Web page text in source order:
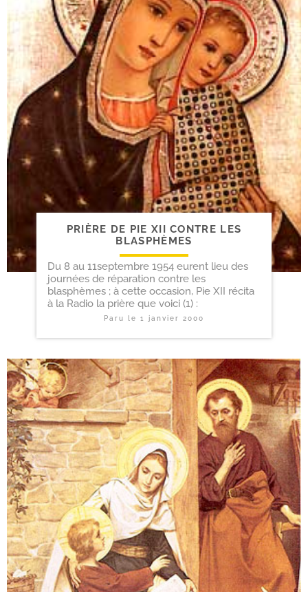
PRIÈRE DE PIE XII CONTRE LES
BLASPHÈMES
Du 8 au 11septembre 1954 eurent lieu des
journées de réparation contre les
blasphèmes ; à cette occasion, Pie XII récita
à la Radio la prière que voici (1) :
Paru le 1 janvier 2000